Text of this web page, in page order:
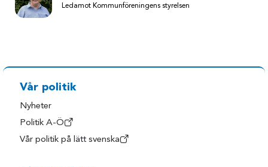
Ledamot Kommunföreningens styrelsen
Vår politik
Nyheter
Politik A-Ö
Vår politik på lätt svenska